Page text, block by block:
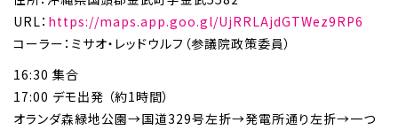
URL： https://maps.app.goo.gl/UjRRLAjdGTWez9RP6
コーラー：ミサオ・レッドウルフ（参議院政策委員）
16:30 集合
17:00 デモ出発 （約1時間）
オランダ森緑地公園→国道329号左折→発電所通り左折→一つ